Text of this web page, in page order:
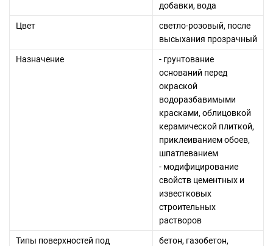
добавки, вода
Цвет
светло-розовый, после
высыхания прозрачный
Назначение
- грунтование
оснований перед
окраской
водоразбавимыми
красками, облицовкой
керамической плиткой,
приклеиванием обоев,
шпатлеванием
- модифицирование
свойств цементных и
известковых
строительных
растворов
Типы поверхностей под
бетон, газобетон,